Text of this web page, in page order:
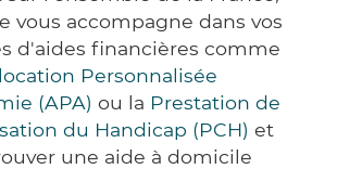
vous accompagne dans vos
d'aides financières comme
Personnalisée
(APA) ou la Prestation de
du Handicap (PCH) et
une aide à domicile